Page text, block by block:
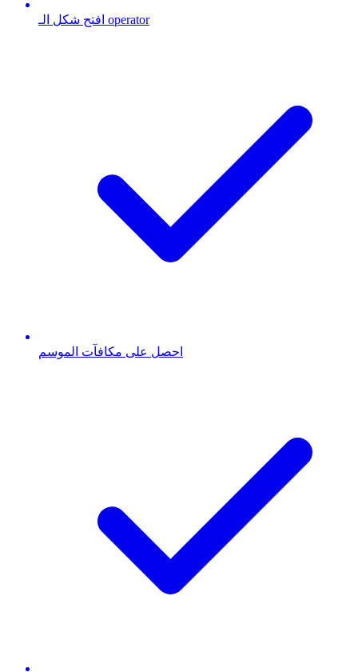
افتح شكل الـ operator
احصل على مكافآت الموسم